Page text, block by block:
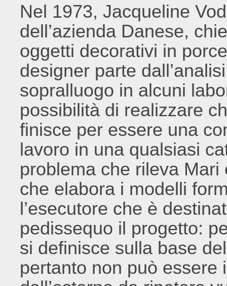
Nel 1973, Jacqueline
dell’azienda Danese,
oggetti decorativi in
designer parte
sopralluogo in alcuni
possibilità di realizzare
finisce per essere una
lavoro in una qualsiasi
problema che rileva
che elabora i modelli
l’esecutore che è
pedissequo il progetto:
si definisce sulla base
pertanto non può essere